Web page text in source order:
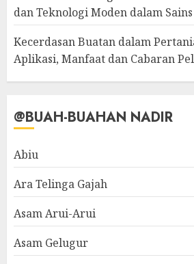
dan Teknologi Moden dalam
Kecerdasan Buatan dalam
Aplikasi, Manfaat dan Cabaran
@BUAH-BUAHAN NADIR
Abiu
Ara Telinga Gajah
Asam Arui-Arui
Asam Gelugur